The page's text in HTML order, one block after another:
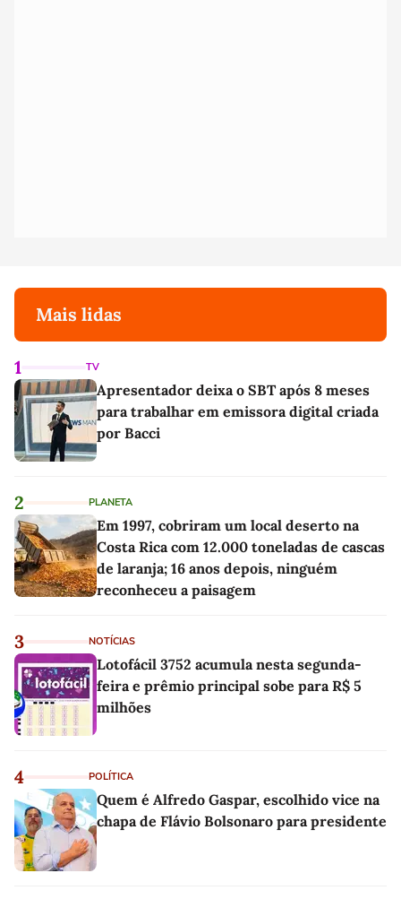
Mais lidas
1 TV
Apresentador deixa o SBT após 8 meses
para trabalhar em emissora digital criada
por Bacci
2 PLANETA
Em 1997, cobriram um local deserto na
Costa Rica com 12.000 toneladas de cascas
de laranja; 16 anos depois, ninguém
reconheceu a paisagem
3 NOTÍCIAS
Lotofácil 3752 acumula nesta segunda-
feira e prêmio principal sobe para R$ 5
milhões
4 POLÍTICA
Quem é Alfredo Gaspar, escolhido vice na
chapa de Flávio Bolsonaro para presidente